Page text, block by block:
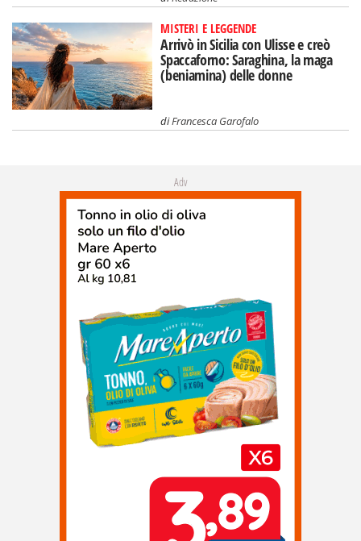
MISTERI E LEGGENDE
Arrivò in Sicilia con Ulisse e creò
Spaccaforno: Saraghina, la maga
(beniamina) delle donne
diFrancesca Garofalo
Adv